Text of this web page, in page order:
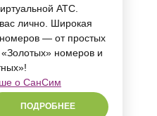
АТС.
лично. Широкая
— от простых
номеров и
о СанСим
ПОДРОБНЕЕ